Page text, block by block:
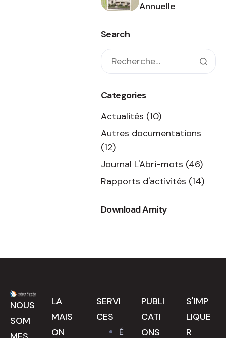
Annuelle
Search
Categories
Actualités (10)
Autres documentations
(12)
Journal L'Abri-mots (46)
Rapports d'activités (14)
Download Amity
NOUS
SOM
LA
MAIS
ON
SERVI
CES
É
PUBLI
CATI
ONS
S'IMP
LIQUE
R